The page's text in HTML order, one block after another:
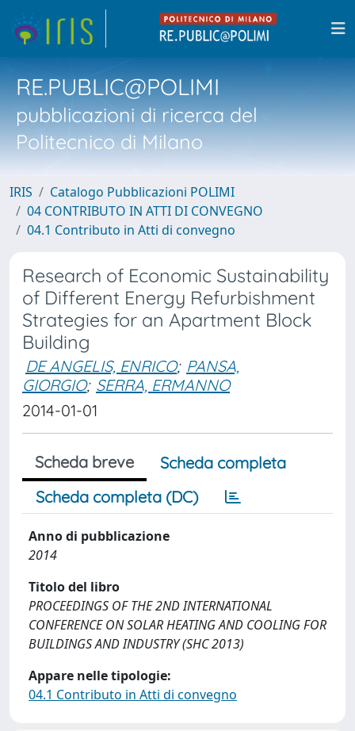
RE.PUBLIC@POLIMI
pubblicazioni di ricerca del
Politecnico di Milano
IRIS
Catalogo Pubblicazioni POLIMI
04 CONTRIBUTO IN ATTI DI CONVEGNO
04.1 Contributo in Atti di convegno
Research of Economic Sustainability
of Different Energy Refurbishment
Strategies for an Apartment Block
Building
DE ANGELIS, ENRICO; PANSA,
GIORGIO; SERRA, ERMANNO
2014-01-01
Scheda breve
Scheda completa
Scheda completa (DC)
Anno di pubblicazione
2014
Titolo del libro
PROCEEDINGS OF THE 2ND INTERNATIONAL
CONFERENCE ON SOLAR HEATING AND COOLING FOR
BUILDINGS AND INDUSTRY (SHC 2013)
Appare nelle tipologie:
04.1 Contributo in Atti di convegno